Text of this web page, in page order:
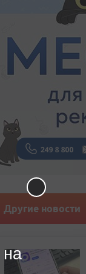
Другие новости